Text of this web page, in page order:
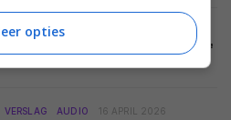
EMOTION
22 – Atzko Kohashi – Shu-Ha-Ri 守
VERSLAG AUDIO 16 APRIL 2026
opties